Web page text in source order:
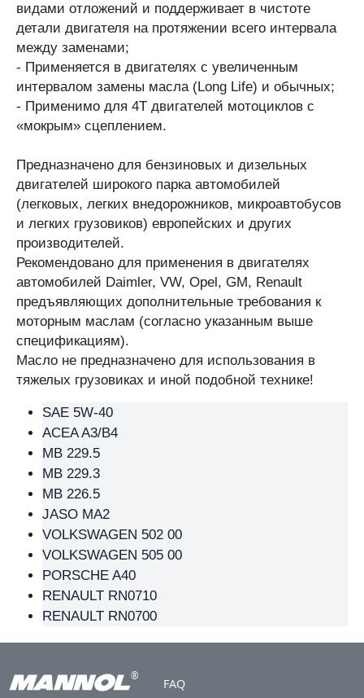
видами отложений и поддерживает в чистоте
детали двигателя на протяжении всего интервала
между заменами;
- Применяется в двигателях с увеличенным
интервалом замены масла (Long Life) и обычных;
- Применимо для 4T двигателей мотоциклов с
«мокрым» сцеплением.
Предназначено для бензиновых и дизельных
двигателей широкого парка автомобилей
(легковых, легких внедорожников, микроавтобусов
и легких грузовиков) европейских и других
производителей.
Рекомендовано для применения в двигателях
автомобилей Daimler, VW, Opel, GM, Renault
предъявляющих дополнительные требования к
моторным маслам (согласно указанным выше
спецификациям).
Масло не предназначено для использования в
тяжелых грузовиках и иной подобной технике!
SAE 5W-40
ACEA A3/B4
MB 229.5
MB 229.3
MB 226.5
JASO MA2
VOLKSWAGEN 502 00
VOLKSWAGEN 505 00
PORSCHE A40
RENAULT RN0710
RENAULT RN0700
® Footer
FAQ